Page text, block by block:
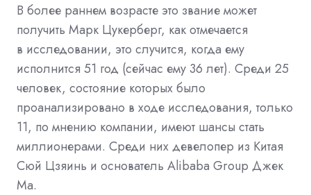
В более раннем возрасте это звание может
получить Марк Цукерберг, как отмечается
в исследовании, это случится, когда ему
исполнится 51 год (сейчас ему 36 лет). Среди 25
человек, состояние которых было
проанализировано в ходе исследования, только
11, по мнению компании, имеют шансы стать
миллионерами. Среди них девелопер из Китая
Сюй Цзяинь и основатель Alibaba Group Джек
Ма.